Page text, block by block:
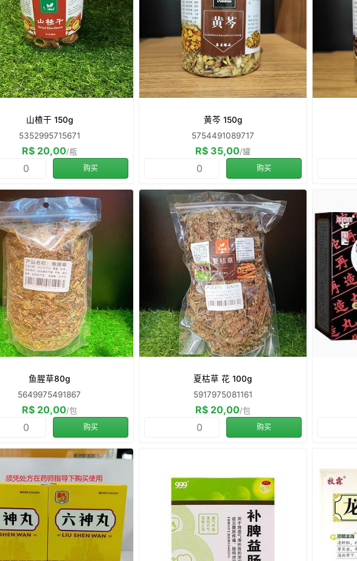
山楂干 150g
5352995715671
R$ 20,00/瓶
购买
黄芩 150g
5754491089717
R$ 35,00/罐
购买
鱼腥草80g
5649975491867
R$ 20,00/包
购买
夏枯草 花 100g
5917975081161
R$ 20,00/包
购买